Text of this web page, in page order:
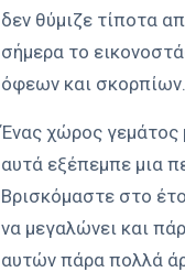
δεν θύμιζε τίποτα
σήμερα το
όφεων και σκορπίων.
Ένας χώρος
αυτά εξέπεμπε μια
Βρισκόμαστε στο
να μεγαλώνει και
αυτών πάρα πολλά